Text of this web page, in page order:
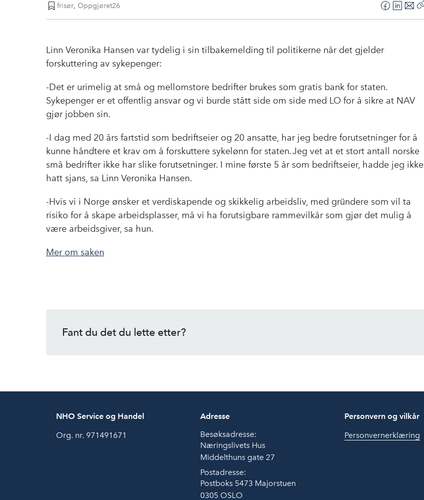
frisør, Oppgjøret26
F
a
e
L
i
E
-
Linn Veronika Hansen var tydelig i sin tilbakemelding til politikerne når det gjelder
forskuttering av sykepenger:
-Det er urimelig at små og mellomstore bedrifter brukes som gratis bank for staten.
Sykepenger er et offentlig ansvar og vi burde stått side om side med LO for å sikre at NAV
gjør jobben sin.
-I dag med 20 års fartstid som bedriftseier og 20 ansatte, har jeg bedre forutsetninger for å
kunne håndtere et krav om å forskuttere sykelønn for staten. Jeg vet at et stort antall norske
små bedrifter ikke har slike forutsetninger. I mine første 5 år som bedriftseier, hadde jeg ikke
hatt sjans, sa Linn Veronika Hansen.
-Hvis vi i Norge ønsker et verdiskapende og skikkelig arbeidsliv, med gründere som vil ta
risiko for å skape arbeidsplasser, må vi ha forutsigbare rammevilkår som gjør det mulig å
være arbeidsgiver, sa hun.
Mer om saken
Fant du det du lette etter?
NHO Service og Handel
Org. nr. 971491671
Adresse
Besøksadresse:
Næringslivets Hus
Middelthuns gate 27
Postadresse:
Postboks 5473 Majorstuen
0305 OSLO
Personvern og vilkår
Personvernerklæring